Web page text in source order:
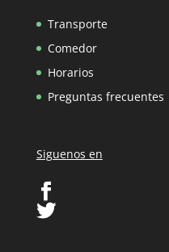
Transporte
Comedor
Horarios
Preguntas frecuentes
Siguenos en